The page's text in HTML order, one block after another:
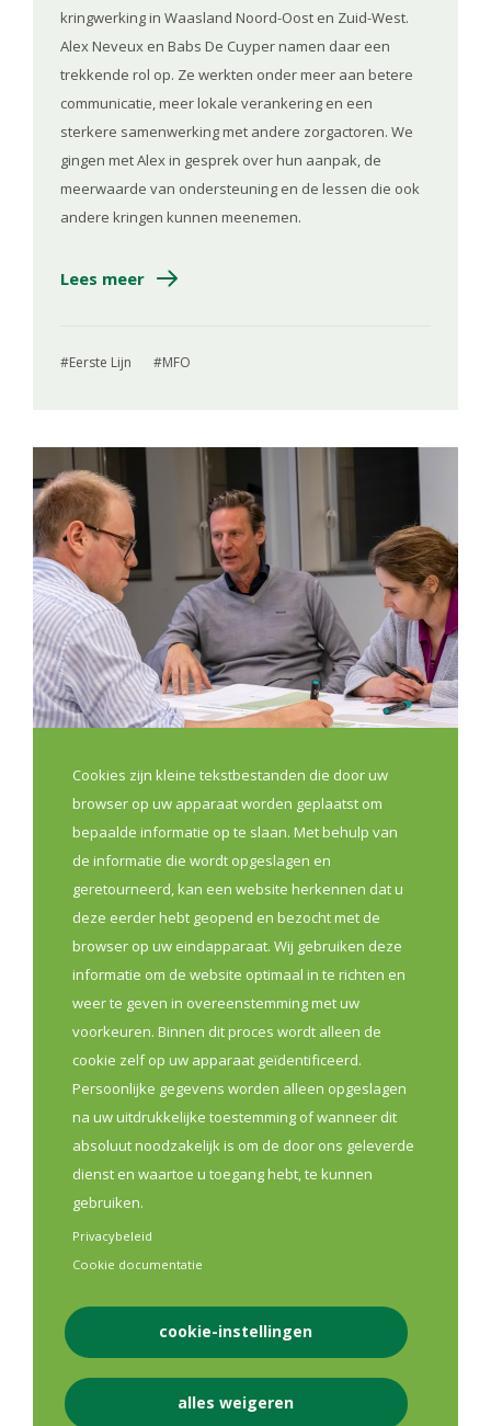
kringwerking in Waasland Noord-Oost en Zuid-West.
Alex Neveux en Babs De Cuyper namen daar een
trekkende rol op. Ze werkten onder meer aan betere
communicatie, meer lokale verankering en een
sterkere samenwerking met andere zorgactoren. We
gingen met Alex in gesprek over hun aanpak, de
meerwaarde van ondersteuning en de lessen die ook
andere kringen kunnen meenemen.
Lees meer
Eerste Lijn MFO
Image
Bouw mee aan de toekomst van
jouw apothekerskring
9 jul 2026
Sterke lokale kringen zijn belangrijk om apothekers
beter te verbinden, samenwerking in de eerste lijn te
versterken en lokale noden concreet aan te pakken.
Daarom lanceert VAN, met steun van Vlaams minister
Caroline Gennez en samen met de
beroepsverenigingen, een nieuwe oproep voor
apothekerskringen die hun kringwerking willen
versterken. Tien kringen krijgen de kans om tussen
september 2026 en maart 2027 hun kringwerking een
stevige boost te geven.
Lees meer
Opleiding
Cookies zijn kleine tekstbestanden die door uw
browser op uw apparaat worden geplaatst om
bepaalde informatie op te slaan. Met behulp van
de informatie die wordt opgeslagen en
geretourneerd, kan een website herkennen dat u
deze eerder hebt geopend en bezocht met de
browser op uw eindapparaat. Wij gebruiken deze
informatie om de website optimaal in te richten en
weer te geven in overeenstemming met uw
voorkeuren. Binnen dit proces wordt alleen de
cookie zelf op uw apparaat geïdentificeerd.
Persoonlijke gegevens worden alleen opgeslagen
na uw uitdrukkelijke toestemming of wanneer dit
absoluut noodzakelijk is om de door ons geleverde
dienst en waartoe u toegang hebt, te kunnen
gebruiken.
Privacybeleid
Cookie documentatie
cookie-instellingen
alles weigeren